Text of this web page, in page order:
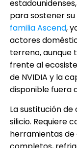
para sostener su
familia Ascend,
actores
terreno, aunque
frente al
de NVIDIA y la
disponible fuera
La sustitución
silicio. Requiere
herramientas de